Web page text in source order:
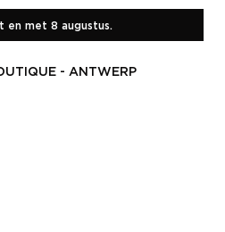
en met 8 augustus.
- ANTWERP